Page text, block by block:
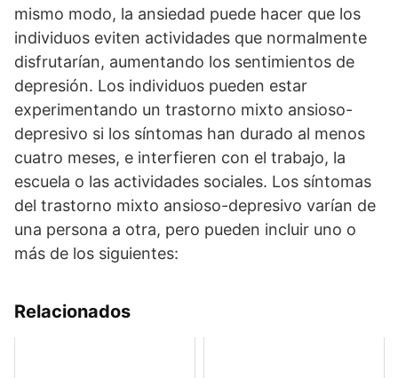
mismo modo, la ansiedad puede hacer que los
individuos eviten actividades que normalmente
disfrutarían, aumentando los sentimientos de
depresión. Los individuos pueden estar
experimentando un trastorno mixto ansioso-
depresivo si los síntomas han durado al menos
cuatro meses, e interfieren con el trabajo, la
escuela o las actividades sociales. Los síntomas
del trastorno mixto ansioso-depresivo varían de
una persona a otra, pero pueden incluir uno o
más de los siguientes:
Relacionados